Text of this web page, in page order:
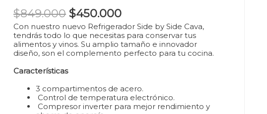
$849.000 $450.000
Con nuestro nuevo Refrigerador Side by Side Cava,
tendrás todo lo que necesitas para conservar tus
alimentos y vinos. Su amplio tamaño e innovador
diseño, son el complemento perfecto para tu cocina.
Características
3 compartimentos de acero.
Control de temperatura electrónico.
Compresor inverter para mejor rendimiento y